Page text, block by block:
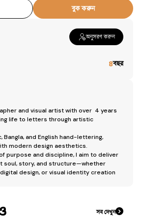
বুক করুন
অনুসরণ করুন
৪বছর
and visual artist with over  4 years
life to letters through artistic
Bangla, and English hand-lettering,
modern design aesthetics.
purpose and discipline, I aim to deliver
soul, story, and structure—whether
design, or visual identity creation
সব দেখুন